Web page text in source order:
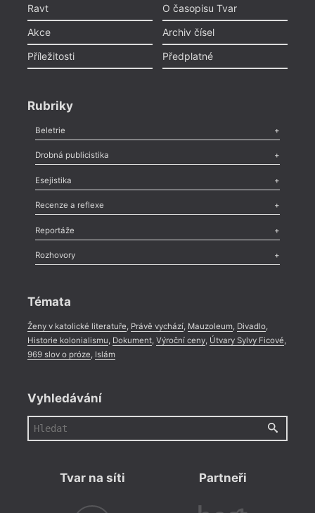
Ravt
Akce
Příležitosti
O časopisu Tvar
Archiv čísel
Předplatné
Rubriky
Beletrie
Poezie,Próza,Dokumenty
Drobná publicistika
Odlesk
Nekrolog,Glosa,Sloupek,Pozvánka,Literární soutěž,
Esejistika
Esej ,Pádlo,Úvaha
Recenze a reflexe
Recenze
Méně slov o próze,Celá rubrika
Reportáže
Literární zítřky
Celá rubrika
Rozhovory
Témata
Ženy v katolické literatuře, Právě vychází, Mauzoleum, Divadlo,
Historie kolonialismu, Dokument, Výroční ceny, Útvary Sylvy Ficové,
969 slov o próze, Islám
Vyhledávání
Tvar na síti Partneři